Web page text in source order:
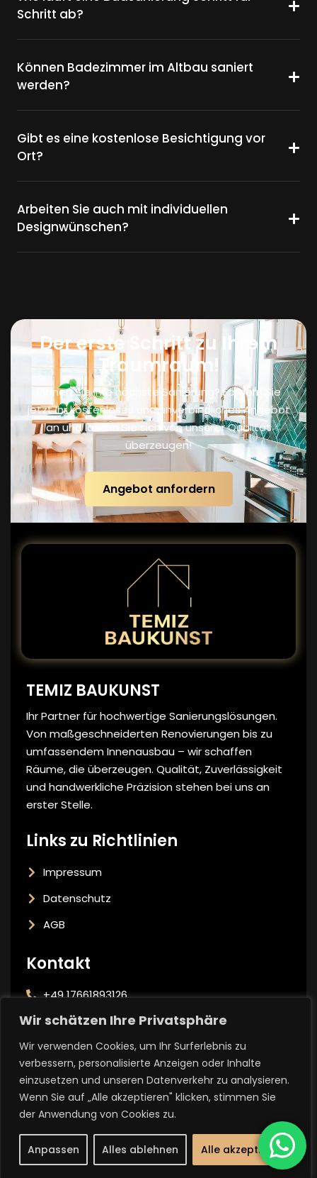
Wir schätzen Ihre Privatsphäre
Wir verwenden Cookies, um Ihr Surferlebnis zu
verbessern, personalisierte Anzeigen oder Inhalte
einzusetzen und unseren Datenverkehr zu analysieren.
Wenn Sie auf „Alle akzeptieren" klicken, stimmen Sie
der Anwendung von Cookies zu.
Anpassen Alles ablehnen Alle akzeptieren
Schritt ab?
Können Badezimmer im Altbau saniert
werden?
Gibt es eine kostenlose Besichtigung vor
Ort?
Arbeiten Sie auch mit individuellen
Designwünschen?
Der erste Schritt zu Ihrem
Traumraum!
Planen Sie Ihre nächste Sanierung? Fordern Sie
jetzt Ihr kostenloses und unverbindliches Angebot
an und lassen Sie sich von unserer Qualität
überzeugen!
Angebot anfordern
TEMIZ BAUKUNST
Ihr Partner für hochwertige Sanierungslösungen.
Von maßgeschneiderten Renovierungen bis zu
umfassendem Innenausbau – wir schaffen
Räume, die überzeugen. Qualität, Zuverlässigkeit
und handwerkliche Präzision stehen bei uns an
erster Stelle.
Links zu Richtlinien
Impressum
Datenschutz
AGB
Kontakt
+49 17661893126
info@temizbaukunst.de
Potsdamer Str. 16/17 14163 Berlin Zehlendorf
Die Symbole stammen vonflaticon.com undicons8.com
© Copyright 2026 . Alle Rechte vorbehalten.